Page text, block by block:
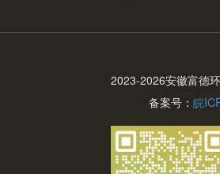
2023-2026安徽富德
备案号： 皖